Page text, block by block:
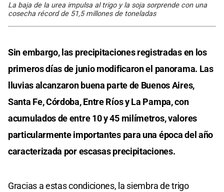
La baja de la urea impulsa al trigo y la soja sorprende con una
cosecha récord de 51,5 millones de toneladas
Sin embargo, las precipitaciones registradas en los
primeros días de junio modificaron el panorama. Las
lluvias alcanzaron buena parte de Buenos Aires,
Santa Fe, Córdoba, Entre Ríos y La Pampa, con
acumulados de entre 10 y 45 milímetros, valores
particularmente importantes para una época del año
caracterizada por escasas precipitaciones.
Gracias a estas condiciones, la siembra de trigo